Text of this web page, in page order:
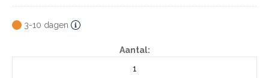
3-10 dagen
Aantal: